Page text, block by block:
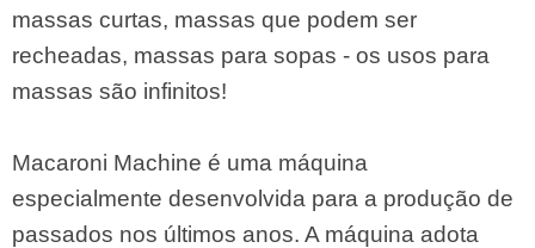
massas curtas, massas que podem ser
recheadas, massas para sopas - os usos para
massas são infinitos!
Macaroni Machine é uma máquina
especialmente desenvolvida para a produção de
passados ​​nos últimos anos. A máquina adota